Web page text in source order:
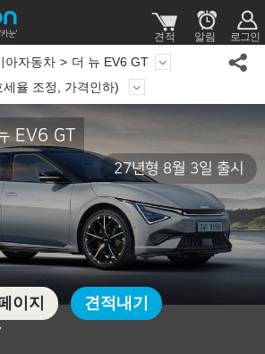
아자동차
더 뉴 EV6 GT
율 조정, 가격인하)
EV6 GT
27년형 8월 3일 출시
이지 견적내기